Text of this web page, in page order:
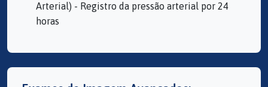
Arterial) - Registro da pressão arterial por 24
horas